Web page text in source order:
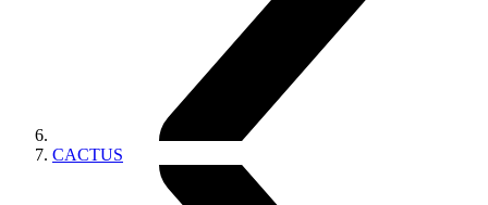
CACTUS